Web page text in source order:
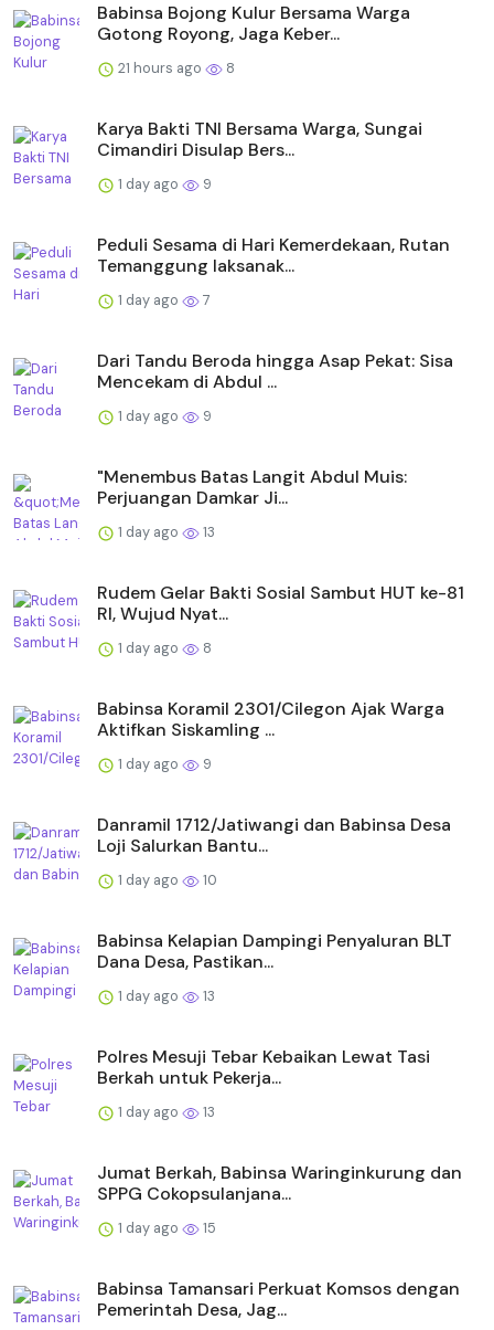
Babinsa Bojong Kulur Bersama Warga
Gotong Royong, Jaga Keber...
21 hours ago 8
Karya Bakti TNI Bersama Warga, Sungai
Cimandiri Disulap Bers...
1 day ago 9
Peduli Sesama di Hari Kemerdekaan, Rutan
Temanggung laksanak...
1 day ago 7
Dari Tandu Beroda hingga Asap Pekat: Sisa
Mencekam di Abdul ...
1 day ago 9
"Menembus Batas Langit Abdul Muis:
Perjuangan Damkar Ji...
1 day ago 13
Rudem Gelar Bakti Sosial Sambut HUT ke-81
RI, Wujud Nyat...
1 day ago 8
Babinsa Koramil 2301/Cilegon Ajak Warga
Aktifkan Siskamling ...
1 day ago 9
Danramil 1712/Jatiwangi dan Babinsa Desa
Loji Salurkan Bantu...
1 day ago 10
Babinsa Kelapian Dampingi Penyaluran BLT
Dana Desa, Pastikan...
1 day ago 13
Polres Mesuji Tebar Kebaikan Lewat Tasi
Berkah untuk Pekerja...
1 day ago 13
Jumat Berkah, Babinsa Waringinkurung dan
SPPG Cokopsulanjana...
1 day ago 15
Babinsa Tamansari Perkuat Komsos dengan
Pemerintah Desa, Jag...